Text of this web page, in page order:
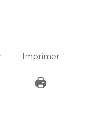
Imprimer